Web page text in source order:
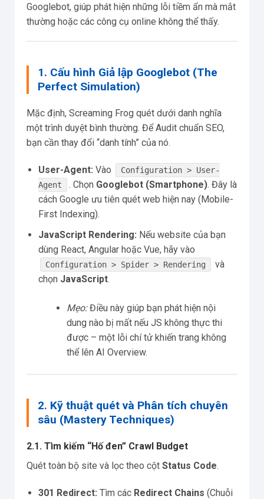
Googlebot, giúp phát hiện những lỗi tiềm ẩn mà mắt
thường hoặc các công cụ online không thể thấy.
1. Cấu hình Giả lập Googlebot (The
Perfect Simulation)
Mặc định, Screaming Frog quét dưới danh nghĩa
một trình duyệt bình thường. Để Audit chuẩn SEO,
bạn cần thay đổi “danh tính” của nó.
User-Agent: Vào
Configuration > User-
Agent
. Chọn Googlebot (Smartphone). Đây là
cách Google ưu tiên quét web hiện nay (Mobile-
First Indexing).
JavaScript Rendering: Nếu website của bạn
dùng React, Angular hoặc Vue, hãy vào
Configuration > Spider > Rendering
và
chọn JavaScript.
Mẹo:Điều này giúp bạn phát hiện nội
dung nào bị mất nếu JS không thực thi
được – một lỗi chí tử khiến trang không
thể lên AI Overview.
2. Kỹ thuật quét và Phân tích chuyên
sâu (Mastery Techniques)
2.1. Tìm kiếm “Hố đen” Crawl Budget
Quét toàn bộ site và lọc theo cột Status Code.
301 Redirect: Tìm các Redirect Chains (Chuỗi